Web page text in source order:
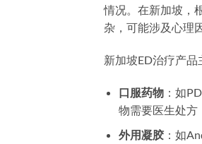
情况。在新加坡，
杂，可能涉及心理
新加坡ED治疗产品
口服药物：如
物需要医生处方
外用凝胶：如